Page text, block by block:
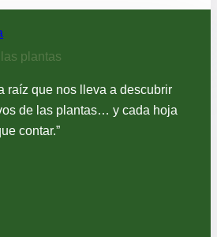
plantas
raíz que nos lleva a descubrir
de las plantas… y cada hoja
contar.”